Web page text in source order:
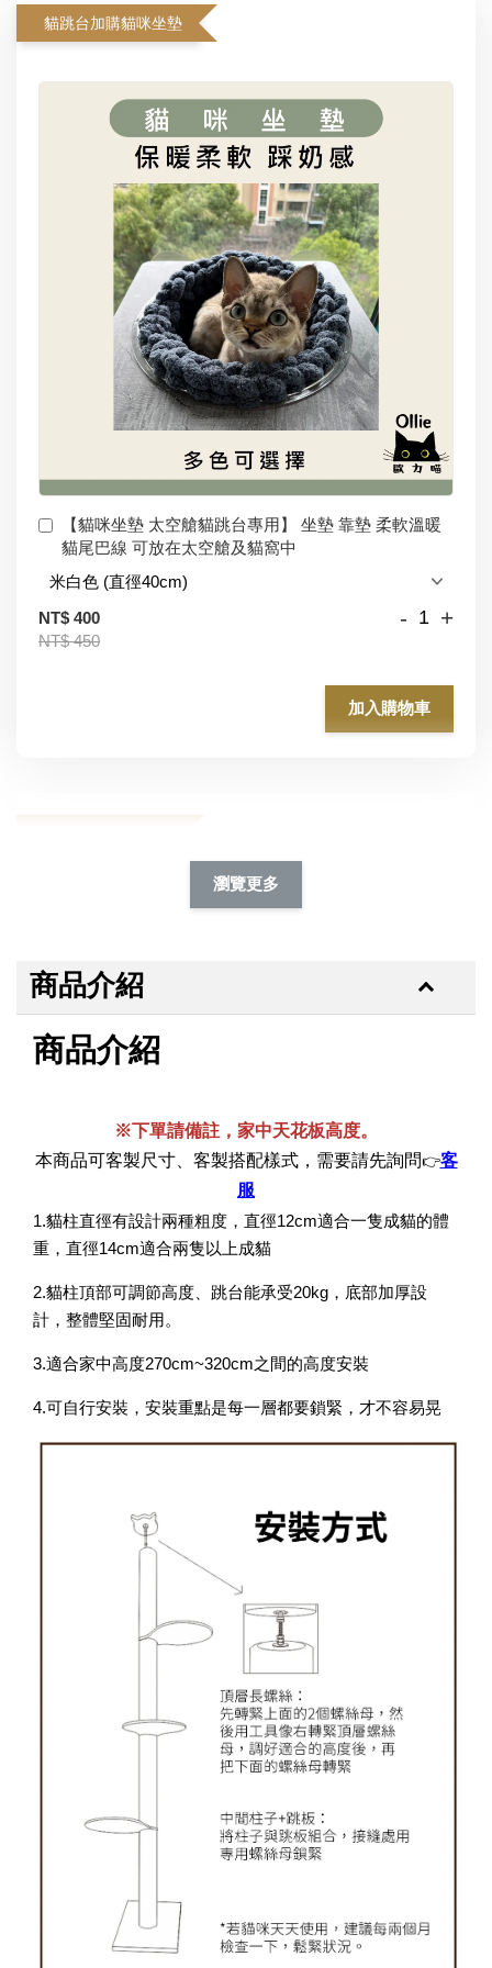
貓跳台加購貓咪坐墊
【貓咪坐墊 太空艙貓跳台專用】 坐墊 靠墊 柔軟溫暖
貓尾巴線 可放在太空艙及貓窩中
NT$ 400
NT$ 450
- +
加入購物車
瀏覽更多
商品介紹
商品介紹
※下單請備註，家中天花板高度。
本商品可客製尺寸、客製搭配樣式，需要請先詢問👉客
服
1.貓柱直徑有設計兩種粗度，直徑12cm適合一隻成貓的體
重，直徑14cm適合兩隻以上成貓
2.貓柱頂部可調節高度、跳台能承受20kg，底部加厚設
計，整體堅固耐用。
3.適合家中高度270cm~320cm之間的高度安裝
4.可自行安裝，安裝重點是每一層都要鎖緊，才不容易晃